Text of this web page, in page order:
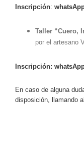
Inscripción:
Taller “Cuero,
por el artesano
Inscripción:
En caso de alguna
disposición, llamando